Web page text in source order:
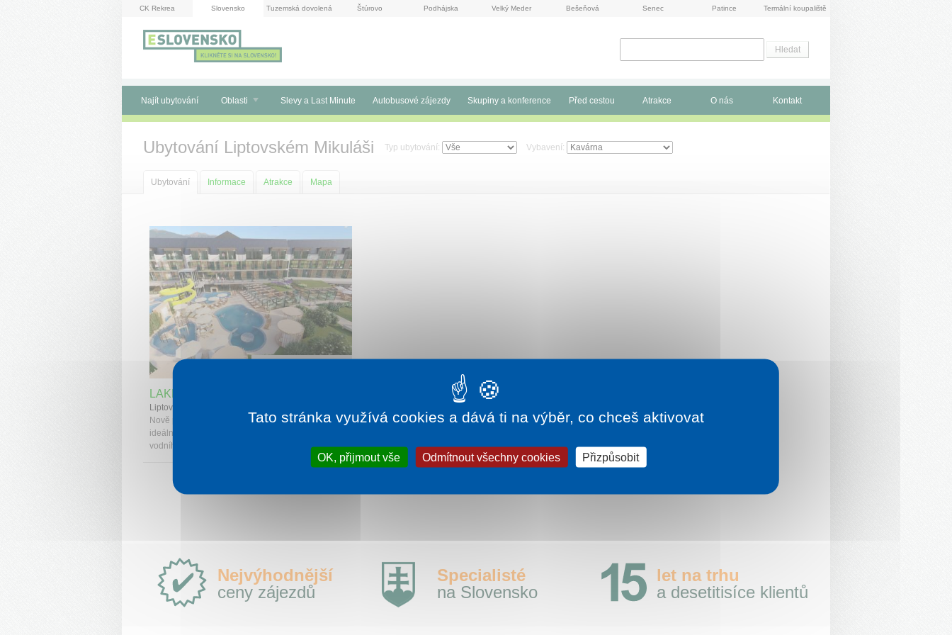
CK Rekrea Slovensko Tuzemská dovolená Štúrovo Podhájska Velký Meder Bešeňová Senec Patince Termální koupaliště
Najít ubytování Oblasti Slevy a Last Minute Autobusové zájezdy Skupiny a konference Před cestou Atrakce O nás Kontakt
Ubytování Liptovském Mikuláši Typ ubytování: Vybavení:
Ubytování Informace Atrakce Mapa
LAKE GARDEN TATRALANDIA
Liptovský Mikuláš
Nově postavený, elegantní resort na Liptově je
ideální pro pobyty po celý rok. V létě oceníte blízkost
vodního parku Tatralandia a pláž...
Proč
e-
Slovensko.cz?
Nejvýhodnější
ceny zájezdů
Specialisté
na Slovensko
let na trhu
a desetitisíce klientů
Tato stránka využívá cookies a dává ti na výběr, co chceš aktivovat
OK, přijmout vše Odmítnout všechny cookies Přizpůsobit